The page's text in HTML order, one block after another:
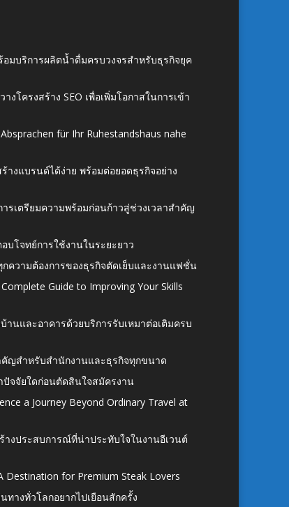
มบริการผลิตน้ำดื่มครบวงจรสำหรับธุรกิจยุค
โครงสร้าง SEO เพื่อเพิ่มโอกาสในการเข้า
für Ihr Ruhestandshaus nahe
างแบรนด์ได้ง่าย พร้อมต่อยอดธุรกิจอย่าง
รเตรียมความพร้อมก่อนก้าวสู่ช่วงเวลาสำคัญ
บโจทย์การใช้งานในระยะยาว
ความต้องการของธุรกิจตัดเย็บและงานแฟชั่น
Guide to Improving Your Skills
านและอาคารด้วยบริการรับเหมาต่อเติมครบ
ญสำหรับสำนักงานและธุรกิจทุกขนาด
จจัยใดก่อนตัดสินใจสมัครงาน
a Journey Beyond Ordinary Travel at
งประสบการณ์ที่น่าประทับใจในงานอีเวนต์
Destination for Premium Steak Lovers
างทั่วโลกอยากไปเยือนสักครั้ง